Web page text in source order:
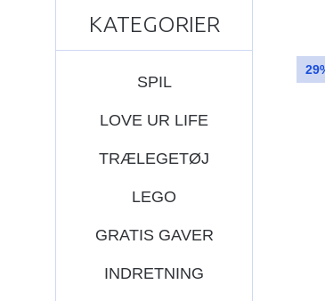
KATEGORIER
SPIL
LOVE UR LIFE
TRÆLEGETØJ
LEGO
GRATIS GAVER
INDRETNING